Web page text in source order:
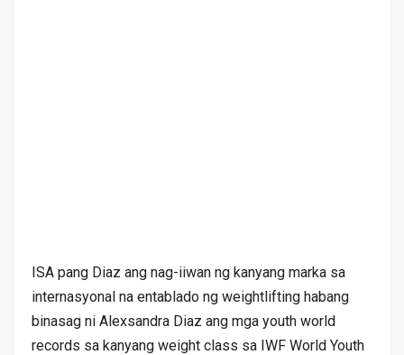
ISA pang Diaz ang nag-iiwan ng kanyang marka sa
internasyonal na entablado ng weightlifting habang
binasag ni Alexsandra Diaz ang mga youth world
records sa kanyang weight class sa IWF World Youth